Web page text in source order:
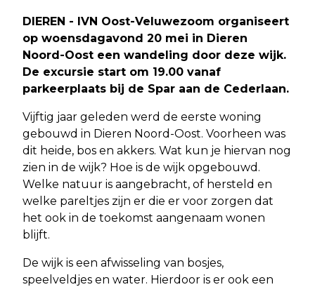
DIEREN - IVN Oost-Veluwezoom organiseert
op woensdagavond 20 mei in Dieren
Noord-Oost een wandeling door deze wijk.
De excursie start om 19.00 vanaf
parkeerplaats bij de Spar aan de Cederlaan.
Vijftig jaar geleden werd de eerste woning
gebouwd in Dieren Noord-Oost. Voorheen was
dit heide, bos en akkers. Wat kun je hiervan nog
zien in de wijk? Hoe is de wijk opgebouwd.
Welke natuur is aangebracht, of hersteld en
welke pareltjes zijn er die er voor zorgen dat
het ook in de toekomst aangenaam wonen
blijft.
De wijk is een afwisseling van bosjes,
speelveldjes en water. Hierdoor is er ook een